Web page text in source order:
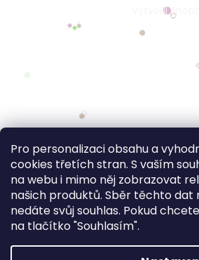
Pro personalizaci obsahu a
cookies třetích stran. S vaším
na webu i mimo něj zobrazovat
našich produktů. Sběr těchto dat
nedáte svůj souhlas. Pokud
na tlačítko "Souhlasím".